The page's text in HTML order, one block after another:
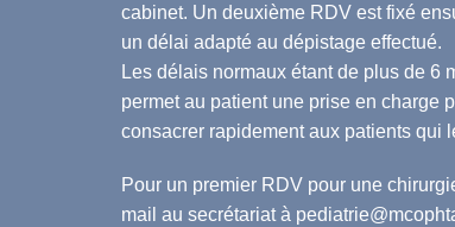
cabinet. Un deuxième RDV est fixé
un délai adapté au dépistage effectué.
Les délais normaux étant de plus de 6
permet au patient une prise en charge
consacrer rapidement aux patients qui
Pour un premier RDV pour une
mail au secrétariat à